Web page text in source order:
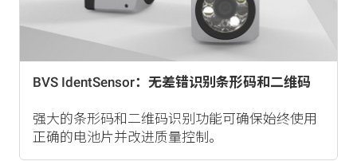
BVS IdentSensor：无差错识别条形码和二维码
强大的条形码和二维码识别功能可确保始终使用
正确的电池片并改进质量控制。